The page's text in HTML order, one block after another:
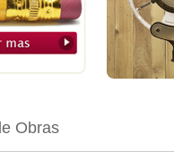
Obras